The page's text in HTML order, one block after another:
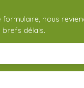
formulaire, nous
brefs délais.